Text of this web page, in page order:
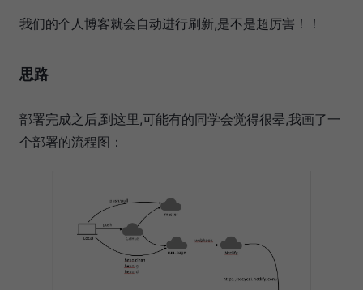
我们的个人博客就会自动进行刷新,是不是超厉害！！
思路
部署完成之后,到这里,可能有的同学会觉得很晕,我画了一
个部署的流程图：